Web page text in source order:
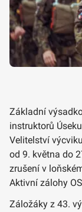
Základní
instruktorů
Velitelství
od 9. května do
zrušení v
Aktivní zálohy
Záložáky z 43.